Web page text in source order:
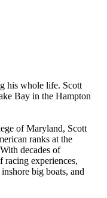
his whole life. Scott
Bay in the Hampton
of Maryland, Scott
ranks at the
decades of
racing experiences,
big boats, and